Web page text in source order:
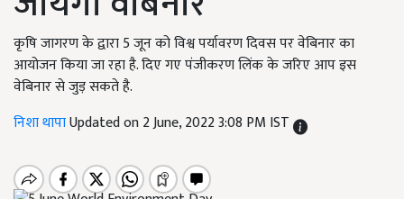
कृषि जागरण के द्वारा 5 जून को विश्व पर्यावरण दिवस पर वेबिनार का
आयोजन किया जा रहा है. दिए गए पंजीकरण लिंक के जरिए आप इस
वेबिनार से जुड़ सकते है.
निशा थापाUpdated on 2 June, 2022 3:08 PM IST